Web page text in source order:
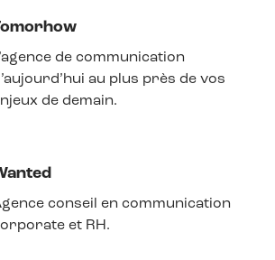
de communication
au plus près de vos
de demain.
conseil en communication
et RH.